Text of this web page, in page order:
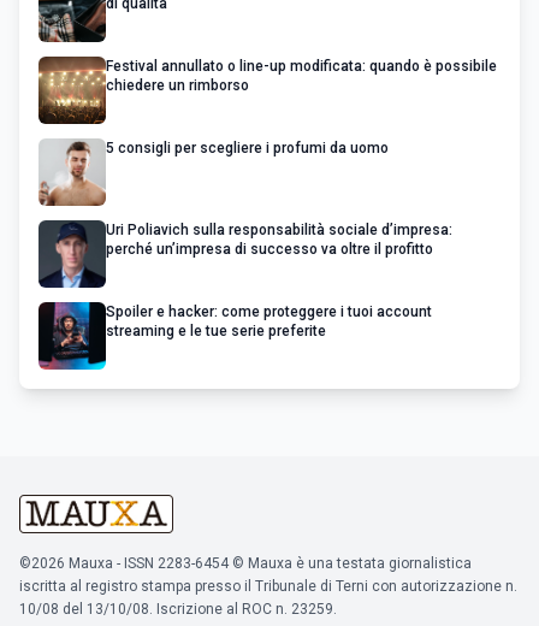
di qualità
Festival annullato o line-up modificata: quando è possibile
chiedere un rimborso
5 consigli per scegliere i profumi da uomo
Uri Poliavich sulla responsabilità sociale d’impresa:
perché un’impresa di successo va oltre il profitto
Spoiler e hacker: come proteggere i tuoi account
streaming e le tue serie preferite
©2026 Mauxa - ISSN 2283-6454 © Mauxa è una testata giornalistica
iscritta al registro stampa presso il Tribunale di Terni con autorizzazione n.
10/08 del 13/10/08. Iscrizione al ROC n. 23259.